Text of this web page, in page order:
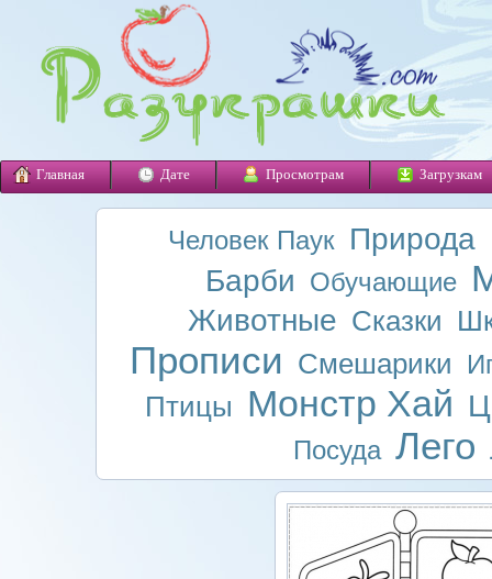
Главная Дате Просмотрам Загрузкам
Человек Паук Природа
Барби Обучающие
Животные Сказки
Прописи Смешарики
Птицы Монстр Хай
Посуда Лего